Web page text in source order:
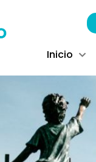
Inicio